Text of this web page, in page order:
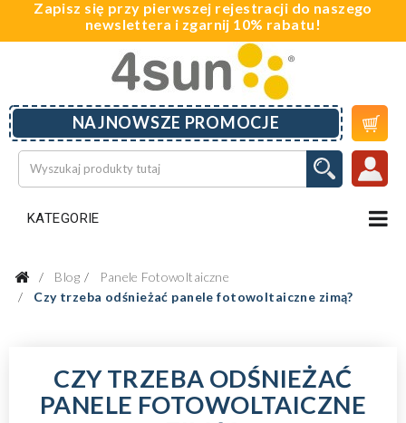
Zapisz się przy pierwszej rejestracji do naszego
newslettera i zgarnij 10% rabatu!
KATEGORIE
NAJNOWSZE PROMOCJE 
Blog
Panele Fotowoltaiczne
Czy trzeba odśnieżać panele fotowoltaiczne zimą?
CZY TRZEBA ODŚNIEŻAĆ
PANELE FOTOWOLTAICZNE